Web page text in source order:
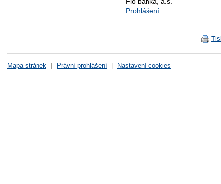
Prohlášení
Mapa stránek Právní prohlášení Nastavení cookies